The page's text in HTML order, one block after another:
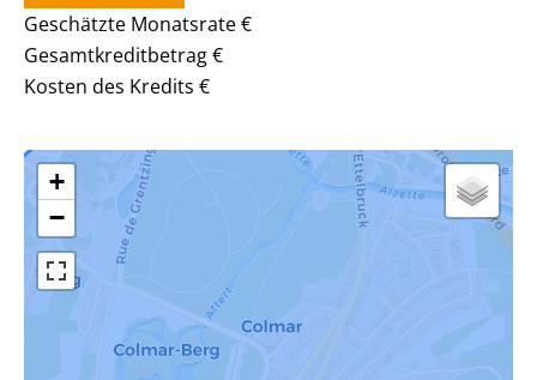
Geschätzte Monatsrate€
Gesamtkreditbetrag€
Kosten des Kredits €
+
−